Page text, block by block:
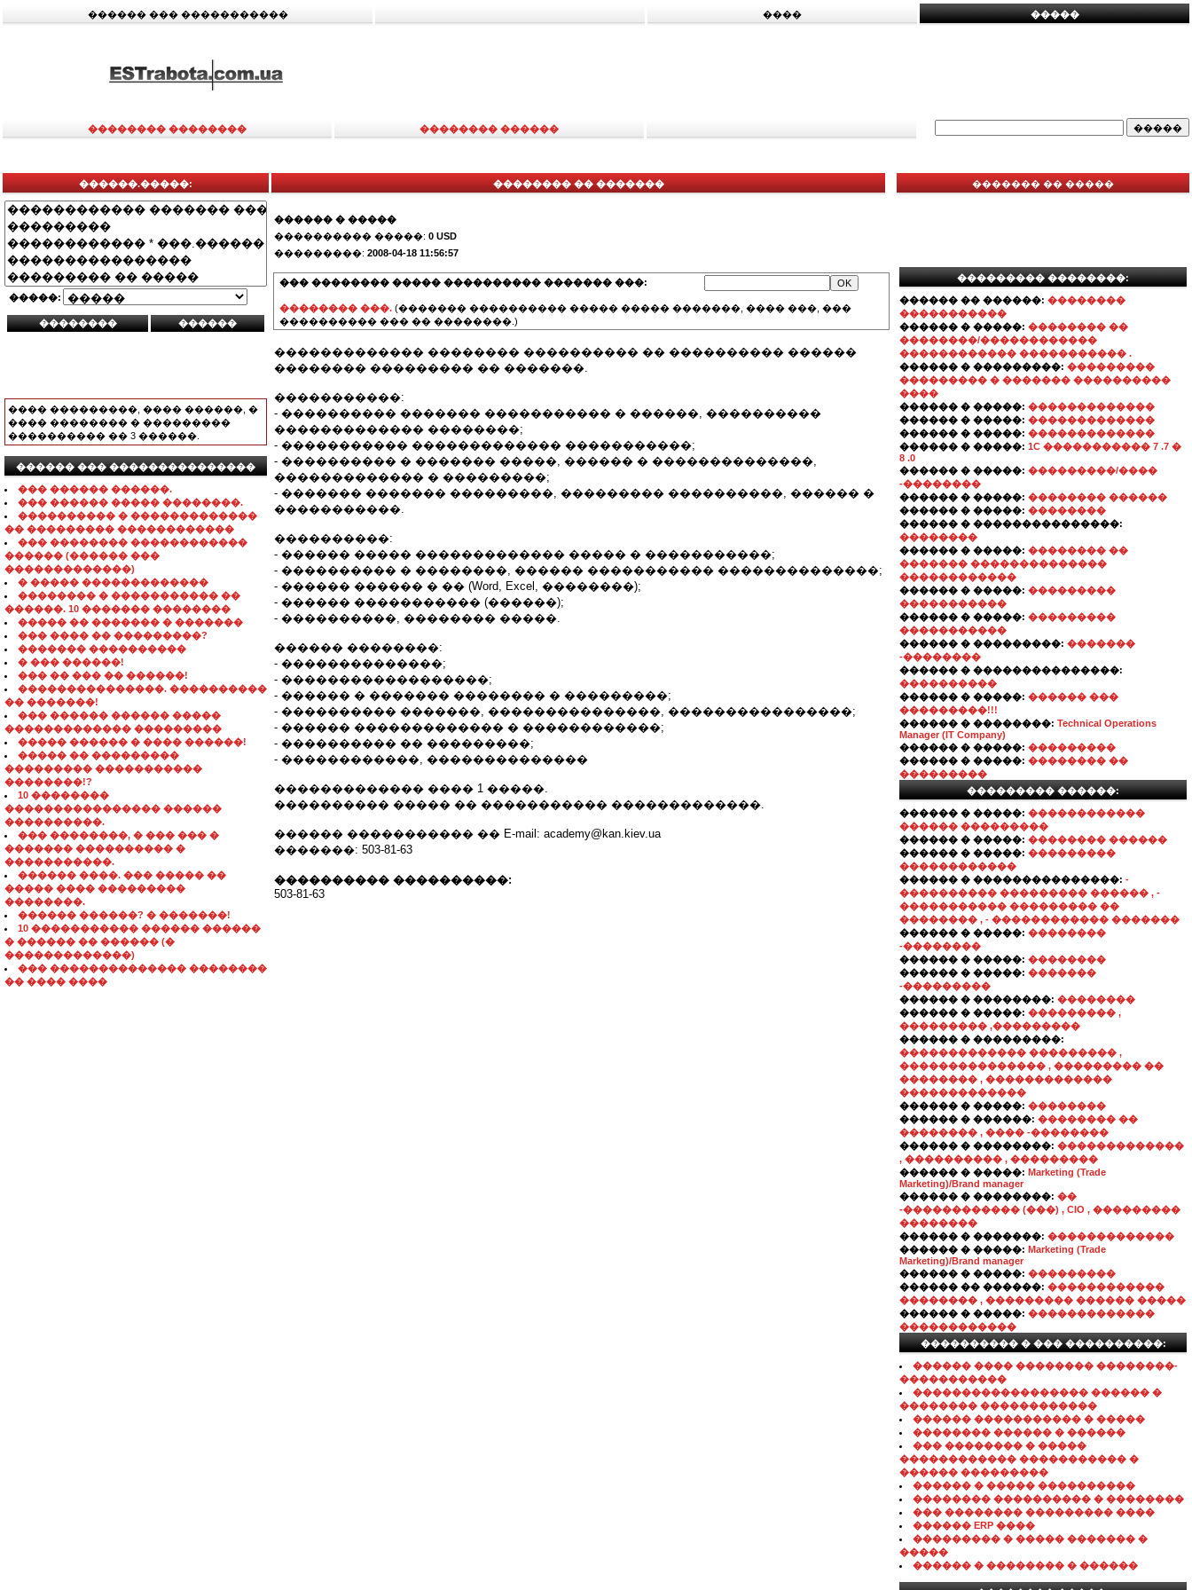
������ ��� ����������� ���� �����
�������� �������� �������� ������
������.�����:
�����:
���� ���������, ���� ������, �
���� �������� � ���������
���������� �� 3 ������.
������ ��� ���������������
��� ������ ������.
��� ������ ����� ��������.
���������� � �������������
�� ��������� ������������
��� �������� ������������
������ (������ ���
�������������)
� ����� �������������
�������� � ����������� ��
������. 10 ������� ��������
����� �� ������� � �������
��� ���� �� ���������?
������� ����������
� ��� ������!
��� �� ��� �� ������!
���������������. ����������
�� �������!
��� ������ ������ �����
������������� ���������
����� ������ � ���� ������!
����� �� ���������
��������� �����������
��������!?
10 ��������
���������������� ������
����������.
��� ��������, � ��� ��� �
������� ���������� �
�����������.
������ ����. ��� ����� ��
����� ���� ���������
��������.
������ ������? � �������!
10 ����������� ������ ������
� ������ �� ������ (�
�������������)
��� �������������� ��������
�� ���� ����
�������� �� �������
������ � �����
���������� �����: 0 USD
���������: 2008-04-18 11:56:57
��� �������� ����� ���������� ������� ���:
�������� ���. (������� ���������� ����� ����� �������, ���� ���, ���
���������� ��� �� ��������.)
������������� �������� ���������� �� ���������� ������
�������� ��������� �� �������.
�����������:
- ���������� ������� ����������� � ������, ����������
������������� ��������;
- ����������� ������������� �����������;
- ���������� � ������� �����, ������ � ��������������,
������������� � ���������;
- ������� ������� ���������, ��������� ����������, ������ �
�����������.
����������:
- ������ ����� ������������� ����� � �����������;
- ���������� � ��������, ������ ����������� ��������������;
- ������ ������ � �� (Word, Excel, ��������);
- ������ ����������� (������);
- ����������, �������� �����.
������ ��������:
- ��������������;
- ������������������;
- ������ � ������� �������� � ���������;
- ���������� �������, ���������������, ����������������;
- ������ ������������� � ������������;
- ���������� �� ���������;
- ������������, ��������������
������������� ���� 1 �����.
���������� ����� �� ����������� �������������.
������ ����������� �� E-mail: academy@kan.kiev.ua
�������: 503-81-63
���������� ����������:
503-81-63
������� �� �����
��������� ��������:
������ �� ������: ��������
�����������
������ � �����: �������� ��
��������/������������
������������ ����������� .
������ � ���������: ���������
��������� � ������� ����������
����
������ � �����: �������������
������ � �����: �������������
������ � �����: �������������
������ � �����: 1C ����������� 7 .7 �
8 .0
������ � �����: ���������/����
-��������
������ � �����: �������� ������
������ � �����: ��������
������ � ���������������:
��������
������ � �����: �������� ��
������� ��������������
������������
������ � �����: ���������
�����������
������ � �����: ���������
�����������
������ � ���������: �������
-��������
������ � ���������������:
����������
������ � �����: ������ ���
���������!!!
������ � ��������: Technical Operations
Manager (IT Company)
������ � �����: ���������
������ � �����: �������� ��
���������
��������� ������:
������ � �����: ������������
������ ���������
������ � �����: �������� ������
������ � �����: ���������
������������
������ � ���������������: -
���������� ��������� ������ , -
����������� ��������� ��
�������� , - ������������ �������
������ � �����: ��������
-��������
������ � �����: ��������
������ � �����: �������
-���������
������ � ��������: ��������
������ � �����: ��������� ,
��������� ,���������
������ � ���������:
������������� ��������� ,
��������������� , ��������� ��
�������� , �������������
�������������
������ � �����: ��������
������ � ������: �������� ��
�������� , ���� -��������
������ � ��������: �������������
, ���������� , ���������
������ � �����: Marketing (Trade
Marketing)/Brand manager
������ � ��������: ��
-������������ (���) , CIO , ���������
��������
������ � �������: �������������
������ � �����: Marketing (Trade
Marketing)/Brand manager
������ � �����: ���������
������ �� ������: ������������
�������� , ��������� ������ �����
������ � �����: �������������
������������
���������� � ��� ����������:
������ ���� �������� ��������-
�����������
������������������ ������ �
�������� ������������
������ ����������� � �����
�������� ������ � ������
��� �������� � �����
������������ ����������� �
������ ���������
������ � ����� ����������
�������� ���������� � ��������
��� �������� ��������� ����
������ ERP ����
��������� � ����� ������� �
�����
������ � �������� � ������